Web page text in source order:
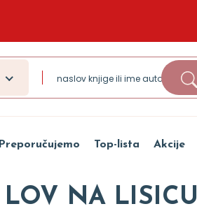
Preporučujemo Top-lista Akcije
LOV NA LISICU